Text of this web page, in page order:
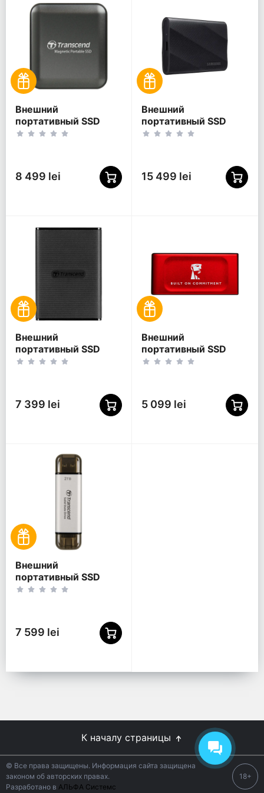
Внешний
портативный SSD
накопитель
8 499 lei
Внешний
портативный SSD
накопитель Samsung
15 499 lei
Внешний
портативный SSD
накопитель
7 399 lei
Внешний
портативный SSD
накопитель Kingston
(SXS1000R/1000GA)
5 099 lei
Внешний
портативный SSD
накопитель
7 599 lei
К началу страницы
© Все права защищены. Информация сайта защищена
законом об авторских правах.
Разработано в АЛЬФА Системс
18+